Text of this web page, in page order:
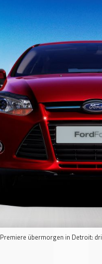
Premiere übermorgen in Detroit: